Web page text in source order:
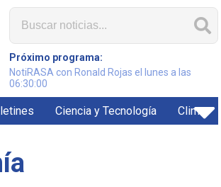
Próximo programa:
NotiRASA con Ronald Rojas el lunes a las
06:30:00
Ciencia y Tecnología Clima